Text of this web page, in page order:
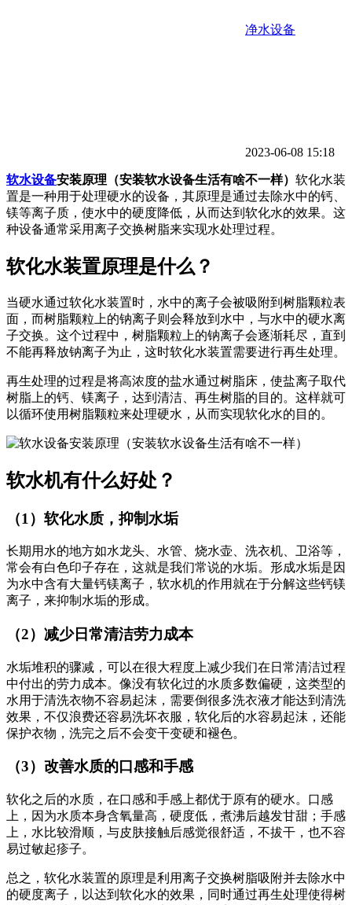
净水设备
2023-06-08 15:18
软水设备安装原理（安装软水设备生活有啥不一样） 软化水装
置是一种用于处理硬水的设备，其原理是通过去除水中的钙、
镁等离子质，使水中的硬度降低，从而达到软化水的效果。这
种设备通常采用离子交换树脂来实现水处理过程。
软化水装置原理是什么 ？
当硬水通过软化水装置时，水中的离子会被吸附到树脂颗粒表
面，而树脂颗粒上的钠离子则会释放到水中，与水中的硬水离
子交换。这个过程中，树脂颗粒上的钠离子会逐渐耗尽，直到
不能再释放钠离子为止，这时软化水装置需要进行再生处理。
再生处理的过程是将高浓度的盐水通过树脂床，使盐离子取代
树脂上的钙、镁离子，达到清洁、再生树脂的目的。这样就可
以循环使用树脂颗粒来处理硬水，从而实现软化水的目的。
软水机有什么好处？
（1）软化水质，抑制水垢
长期用水的地方如水龙头、水管、烧水壶、洗衣机、卫浴等，
常会有白色印子存在，这就是我们常说的水垢。形成水垢是因
为水中含有大量钙镁离子，软水机的作用就在于分解这些钙镁
离子，来抑制水垢的形成。
（2）减少日常清洁劳力成本
水垢堆积的骤减，可以在很大程度上减少我们在日常清洁过程
中付出的劳力成本。像没有软化过的水质多数偏硬，这类型的
水用于清洗衣物不容易起沫，需要倒很多洗衣液才能达到清洗
效果，不仅浪费还容易洗坏衣服，软化后的水容易起沫，还能
保护衣物，洗完之后不会变干变硬和褪色。
（3）改善水质的口感和手感
软化之后的水质，在口感和手感上都优于原有的硬水。口感
上，因为水质本身含氧量高，硬度低，煮沸后越发甘甜；手感
上，水比较滑顺，与皮肤接触后感觉很舒适，不拔干，也不容
易过敏起疹子。
总之，软化水装置的原理是利用离子交换树脂吸附并去除水中
的硬度离子，以达到软化水的效果，同时通过再生处理使得树